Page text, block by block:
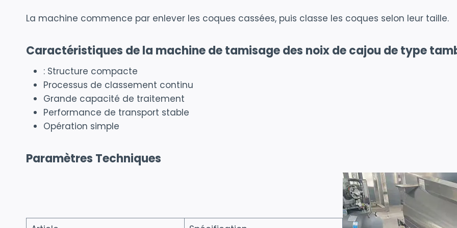
La machine commence par enlever les coques cassées, puis classe les coques selon leur taille.
Caractéristiques de la machine de tamisage des noix de cajou de type
: Structure compacte
Processus de classement continu
Grande capacité de traitement
Performance de transport stable
Opération simple
Paramètres Techniques